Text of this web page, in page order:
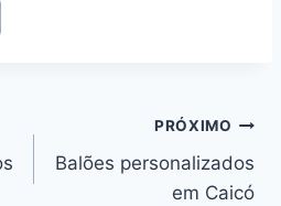
PRÓXIMO
Balões personalizados
em Caicó